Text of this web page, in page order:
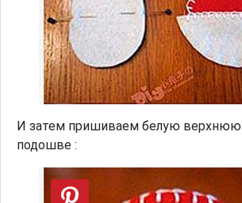
И затем пришиваем белую верхнюю
подошве :